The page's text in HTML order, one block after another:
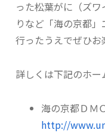
った松葉がに（ズ
りなど「海の京都
行ったうえでぜひお
詳しくは下記のホー
海の京
http://